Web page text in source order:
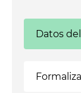
Datos